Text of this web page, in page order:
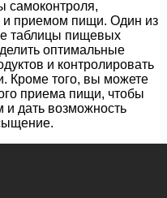
самоконтроля,
и приемом пищи. Один из
таблицы пищевых
оптимальные
и контролировать
Кроме того, вы можете
приема пищи, чтобы
и дать возможность